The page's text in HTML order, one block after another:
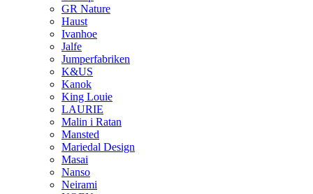
GR Nature
Haust
Ivanhoe
Jalfe
Jumperfabriken
K&US
Kanok
King Louie
LAURIE
Malin i Ratan
Mansted
Mariedal Design
Masai
Nanso
Neirami